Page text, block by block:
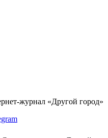
журнал «Другой город»